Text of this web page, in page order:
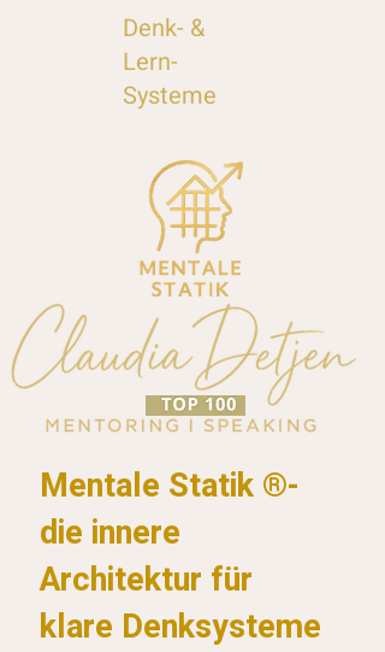
Mentale Statik ®-
die innere
Architektur für
klare Denksysteme
Denk- &
Lern-
Systeme